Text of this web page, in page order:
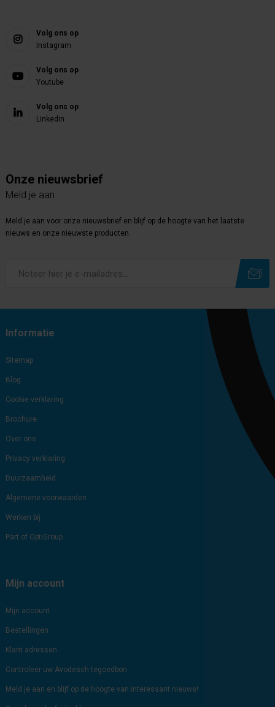
Volg ons op
Instagram
Volg ons op
Youtube
Volg ons op
Linkedin
Onze nieuwsbrief
Meld je aan
Meld je aan voor onze nieuwsbrief en blijf op de hoogte van het laatste
nieuws en onze nieuwste producten.
Informatie
Sitemap
Blog
Cookie verklaring
Brochure
Over ons
Privacy verklaring
Duurzaamheid
Algemene voorwaarden
Werken bij
Part of OptiGroup
Mijn account
Mijn account
Bestellingen
Klant adressen
Controleer uw Avodesch tegoedbon
Meld je aan en blijf op de hoogte van interessant nieuws!